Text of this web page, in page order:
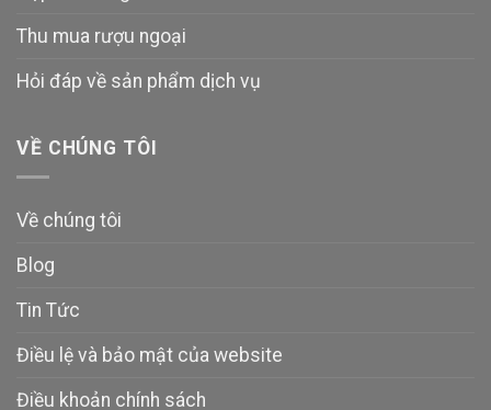
Thu mua rượu ngoại
Hỏi đáp về sản phẩm dịch vụ
VỀ CHÚNG TÔI
Về chúng tôi
Blog
Tin Tức
Điều lệ và bảo mật của website
Điều khoản chính sách